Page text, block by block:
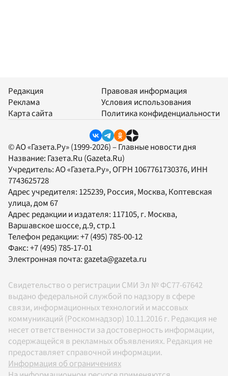
Редакция
Реклама
Карта сайта
Правовая информация
Условия использования
Политика конфиденциальности
© АО «Газета.Ру» (1999-2026) – Главные новости дня
Название: Газета.Ru (Gazeta.Ru)
Учредитель:АО «Газета.Ру», ОГРН 1067761730376, ИНН
7743625728
Адрес учредителя: 125239, Россия, Москва, Коптевская
улица, дом 67
Адрес редакции и издателя: 117105, г. Москва,
Варшавское шоссе, д.9, стр.1
Телефон редакции:+7 (495) 785-00-12
Факс:+7 (495) 785-17-01
Электронная почта: gazeta@gazeta.ru
Свидетельство о регистрации СМИ Эл № ФС77-67642
выдано федеральной службой по надзору в сфере
связи, информационных технологий и массовых
коммуникаций (Роскомнадзор) 10.11.2016 г. Редакция не
несет ответственности за достоверность информации,
содержащейся в рекламных объявлениях. Редакция не
предоставляет справочной информации.
Информация об ограничениях